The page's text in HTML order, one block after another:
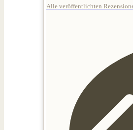
Alle veröffentlichten